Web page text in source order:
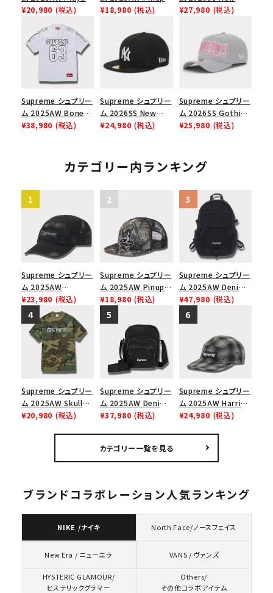
Carti Tee プレイボ
ホワイト
¥20,980 (税込)
Mesh Back 5-Panel
ュバック 5パネルキャ
ップ トゥルーティン
バーHTC フォールカ
モ
¥18,980 (税込)
York Yankees New
クヤンキース ニュー
エラ キャップ ネイビ
¥27,980 (税込)
Supreme シュプリー
ム 2025AW Bones
Football Jersey ボ
¥38,980 (税込)
Supreme シュプリー
ム 2026SS New
York Yankees New
エラ キャップ ブラック
¥24,980 (税込)
Supreme シュプリー
ム 2026SS Gothic
Outline
ウトライン アジャスタ
ブルニューエラキャッ
¥25,980 (税込)
カテゴリー内ランキング
Supreme シュプリー
ム 2025AW
Overdyed Camp
Cap オーバーダイド
キャンプキャップ ブ
ラック
¥23,980 (税込)
Supreme シュプリー
ム 2025AW Pinup
Mesh Back 5-Panel
Capピンアップ メッシ
ュバック 5パネルキャ
ップ トゥルーティン
バーHTC フォールカ
¥18,980 (税込)
Supreme シュプリー
ム 2025AW Denim
Backpack デニム バ
¥47,980 (税込)
Supreme シュプリー
ム 2025AW Skull
Tee スカル Tシャ
¥20,980 (税込)
Supreme シュプリー
ム 2025AW Denim
Shoulder Bag デニ
¥37,980 (税込)
Supreme シュプリー
ム 2025AW Harris
Tweed Camp Cap
¥24,980 (税込)
カテゴリー一覧を見る
ブランドコラボレーション人気ランキング
NIKE /ナイキ North Face/ノースフェイス
New Era / ニューエラ VANS / ヴァンズ
HYSTERIC GLAMOUR/
ヒステリックグラマー
Others/
その他コラボアイテム